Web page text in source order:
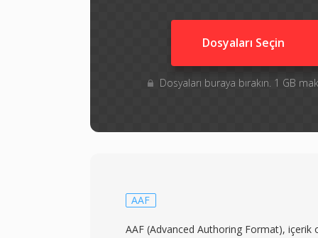
Dosyaları Seçin
Dosyaları buraya bırakın. 1 GB
AAF
AAF (Advanced Authoring Format), içerik